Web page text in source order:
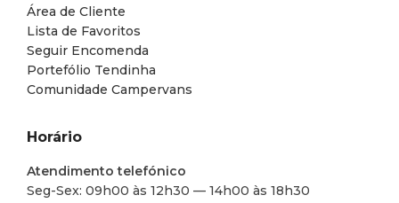
Área de Cliente
Lista de Favoritos
Seguir Encomenda
Portefólio Tendinha
Comunidade Campervans
Horário
Atendimento telefónico
Seg-Sex: 09h00 às 12h30 — 14h00 às 18h30